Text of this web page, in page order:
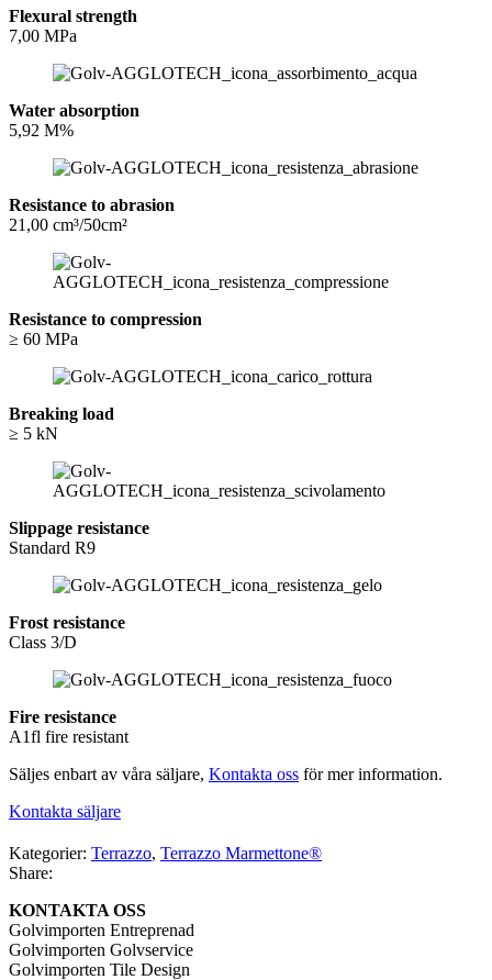
Flexural strength
7,00 MPa
Water absorption
5,92 M%
Resistance to abrasion
21,00 cm³/50cm²
Resistance to compression
≥ 60 MPa
Breaking load
≥ 5 kN
Slippage resistance
Standard R9
Frost resistance
Class 3/D
Fire resistance
A1fl fire resistant
Säljes enbart av våra säljare, Kontakta oss för mer information.
Kontakta säljare
Kategorier: Terrazzo, Terrazzo Marmettone®
Share:
KONTAKTA OSS
Golvimporten Entreprenad
Golvimporten Golvservice
Golvimporten Tile Design